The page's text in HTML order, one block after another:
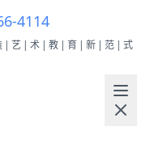
4114
|艺|术|教|育|新|范|式